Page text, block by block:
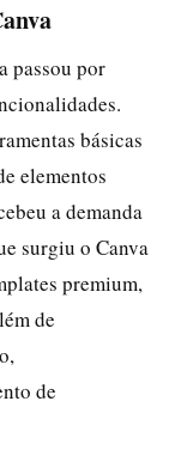
passou por
básicas
elementos
a demanda
surgiu o Canva
premium,
de
de